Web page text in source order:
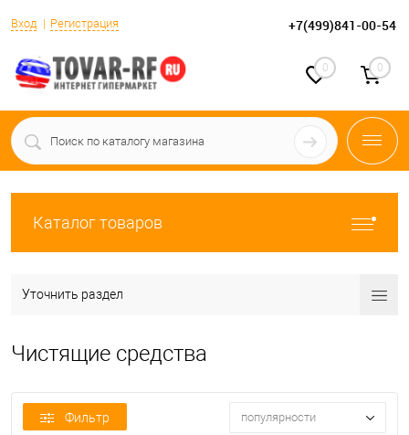
Вход Регистрация +7(499)841-00-54
0 0
Каталог товаров
Уточнить раздел
Чистящие средства
Фильтр популярности